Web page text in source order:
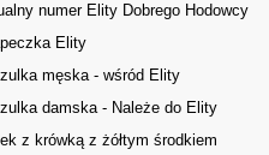
numer Elity Dobrego Hodowcy
Elity
męska - wśród Elity
damska - Należe do Elity
z krówką z żółtym środkiem